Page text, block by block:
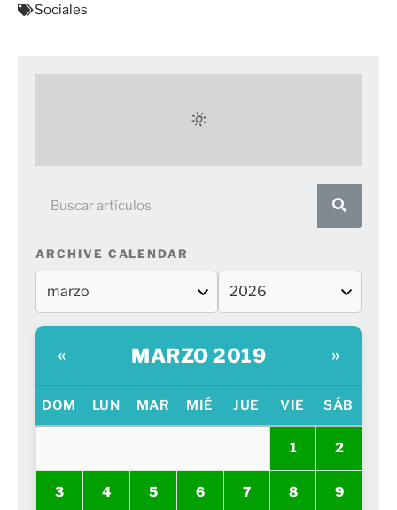
Sociales
ARCHIVE CALENDAR
« MARZO 2019 »
DOM LUN MAR MIÉ JUE VIE SÁB
1 2
3 4 5 6 7 8 9